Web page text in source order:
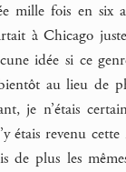
mille fois en six
à Chicago
idée si ce
au lieu de
je n’étais
étais revenu
de plus les